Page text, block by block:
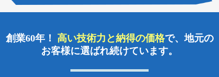
詳細はコチラ https://www.kodama-t.co.jp/event/e39702/ 中川本社でグランドオ
ープン10周年リニューアル祭り開催決定！ 来場予約者だけの特典なども用
2025年ゴールデンウィーク休業について
創業60年！ 高い技術力と納得の価格で、地元の
お客様に選ばれ続けています。